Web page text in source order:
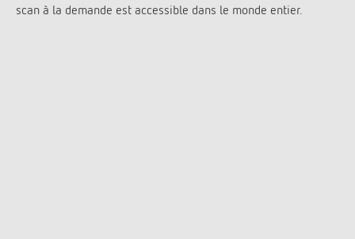
scan à la demande est accessible dans le monde entier.